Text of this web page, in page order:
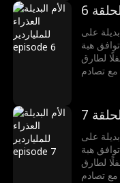
الشيء؟
6
على
هبة
لطارق
مع تصادم
الشيء؟
7
على
هبة
لطارق
مع تصادم